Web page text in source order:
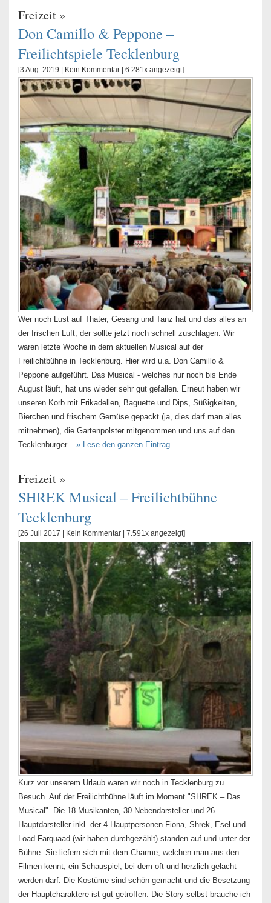
Freizeit »
Don Camillo & Peppone –
Freilichtspiele Tecklenburg
[3 Aug. 2019 | Kein Kommentar | 6.281x angezeigt]
Wer noch Lust auf Thater, Gesang und Tanz hat und das alles an
der frischen Luft, der sollte jetzt noch schnell zuschlagen. Wir
waren letzte Woche in dem aktuellen Musical auf der
Freilichtbühne in Tecklenburg. Hier wird u.a. Don Camillo &
Peppone aufgeführt. Das Musical - welches nur noch bis Ende
August läuft, hat uns wieder sehr gut gefallen. Erneut haben wir
unseren Korb mit Frikadellen, Baguette und Dips, Süßigkeiten,
Bierchen und frischem Gemüse gepackt (ja, dies darf man alles
mitnehmen), die Gartenpolster mitgenommen und uns auf den
Tecklenburger... » Lese den ganzen Eintrag
Freizeit »
SHREK Musical – Freilichtbühne
Tecklenburg
[26 Juli 2017 | Kein Kommentar | 7.591x angezeigt]
Kurz vor unserem Urlaub waren wir noch in Tecklenburg zu
Besuch. Auf der Freilichtbühne läuft im Moment "SHREK – Das
Musical". Die 18 Musikanten, 30 Nebendarsteller und 26
Hauptdarsteller inkl. der 4 Hauptpersonen Fiona, Shrek, Esel und
Load Farquaad (wir haben durchgezählt) standen auf und unter der
Bühne. Sie liefern sich mit dem Charme, welchen man aus den
Filmen kennt, ein Schauspiel, bei dem oft und herzlich gelacht
werden darf. Die Kostüme sind schön gemacht und die Besetzung
der Hauptcharaktere ist gut getroffen. Die Story selbst brauche ich